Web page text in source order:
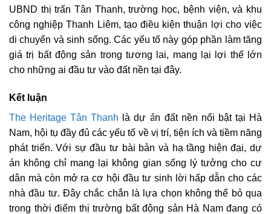
UBND thị trấn Tân Thanh, trường học, bệnh viện, và khu
công nghiệp Thanh Liêm, tạo điều kiện thuận lợi cho việc
di chuyển và sinh sống. Các yếu tố này góp phần làm tăng
giá trị bất động sản trong tương lai, mang lại lợi thế lớn
cho những ai đầu tư vào đất nền tại đây.
Kết luận
The Heritage Tân Thanh là dự án đất nền nổi bật tại Hà
Nam, hội tụ đầy đủ các yếu tố về vị trí, tiện ích và tiềm năng
phát triển. Với sự đầu tư bài bản và hạ tầng hiện đại, dự
án không chỉ mang lại không gian sống lý tưởng cho cư
dân mà còn mở ra cơ hội đầu tư sinh lời hấp dẫn cho các
nhà đầu tư. Đây chắc chắn là lựa chọn không thể bỏ qua
trong thời điểm thị trường bất động sản Hà Nam đang có